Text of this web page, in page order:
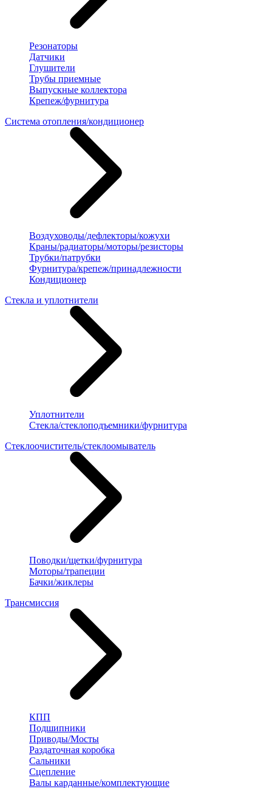
Резонаторы
Датчики
Глушители
Трубы приемные
Выпускные коллектора
Крепеж/фурнитура
Система отопления/кондиционер
Воздуховоды/дефлекторы/кожухи
Краны/радиаторы/моторы/резисторы
Трубки/патрубки
Фурнитура/крепеж/принадлежности
Кондиционер
Стекла и уплотнители
Уплотнители
Стекла/стеклоподъемники/фурнитура
Стеклоочиститель/стеклоомыватель
Поводки/щетки/фурнитура
Моторы/трапеции
Бачки/жиклеры
Трансмиссия
КПП
Подшипники
Приводы/Мосты
Раздаточная коробка
Сальники
Сцепление
Валы карданные/комплектующие